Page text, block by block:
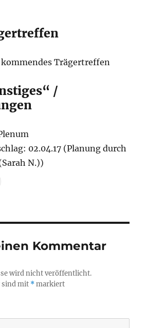
Trägertreffen
/
02.04.17 (Planung durch
N.))
Kommentar
wird nicht veröffentlicht.
sind mit *markiert